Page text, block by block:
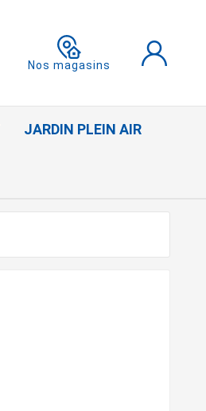
Nos magasins
JARDIN PLEIN AIR